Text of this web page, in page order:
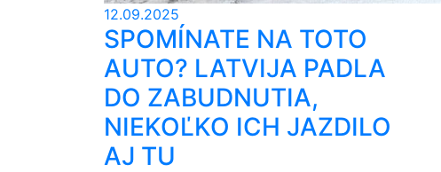
12.09.2025
SPOMÍNATE NA TOTO
AUTO? LATVIJA PADLA
DO ZABUDNUTIA,
NIEKOĽKO ICH JAZDILO
AJ TU